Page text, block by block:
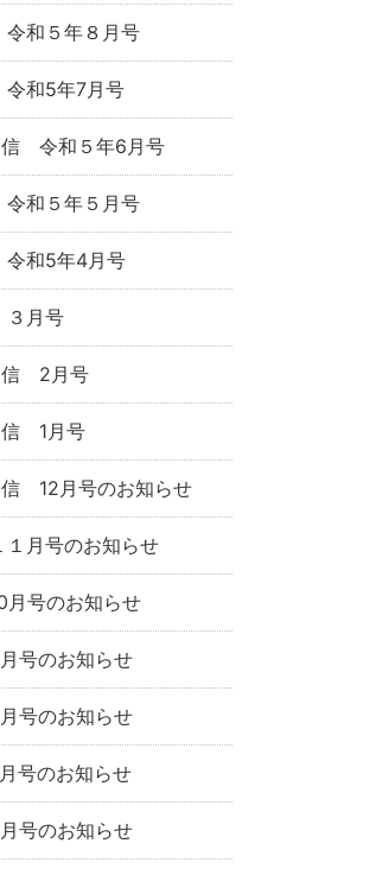
和５年８月号
和5年7月号
信 令和５年6月号
和５年５月号
和5年4月号
月号
信 2月号
信 1月号
信 12月号のお知らせ
１月号のお知らせ
月号のお知らせ
号のお知らせ
号のお知らせ
号のお知らせ
号のお知らせ